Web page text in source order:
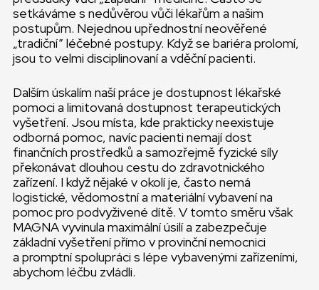
setkáváme s nedůvěrou vůči lékařům a našim
postupům. Nejednou upřednostní neověřené
„tradiční” léčebné postupy. Když se bariéra prolomí,
jsou to velmi disciplinovaní a vděční pacienti.
Dalším úskalím naší práce je dostupnost lékařské
pomoci a limitovaná dostupnost terapeutických
vyšetření. Jsou místa, kde prakticky neexistuje
odborná pomoc, navíc pacienti nemají dost
finančních prostředků a samozřejmě fyzické síly
překonávat dlouhou cestu do zdravotnického
zařízení. I když nějaké v okolí je, často nemá
logistické, vědomostní a materiální vybavení na
pomoc pro podvyživené dítě. V tomto směru však
MAGNA vyvinula maximální úsilí a zabezpečuje
základní vyšetření přímo v provinční nemocnici
a promptní spolupráci s lépe vybavenými zařízeními,
abychom léčbu zvládli.